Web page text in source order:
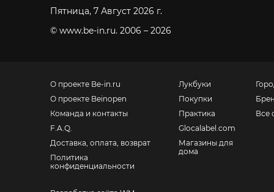
Пятница, 7 Август 2026 г.
© www.be-in.ru. 2006 – 2026
О проекте Be-in.ru
О проекте Beinopen
Команда и контакты
F.A.Q.
Доставка, оплата, возврат
Политика
конфиденциальности
Лукбуки
Покупки
Практика
Glocalabel.com
Магазины для
дома
Все